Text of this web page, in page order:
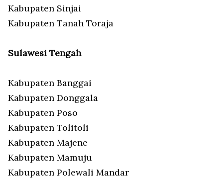
Kabupaten Sinjai
Kabupaten Tanah Toraja
Sulawesi Tengah
Kabupaten Banggai
Kabupaten Donggala
Kabupaten Poso
Kabupaten Tolitoli
Kabupaten Majene
Kabupaten Mamuju
Kabupaten Polewali Mandar